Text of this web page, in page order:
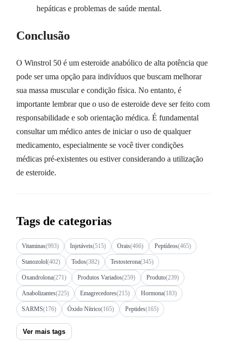
hepáticas e problemas de saúde mental.
Conclusão
O Winstrol 50 é um esteroide anabólico de alta potência que
pode ser uma opção para indivíduos que buscam melhorar
sua massa muscular e condição física. No entanto, é
importante lembrar que o uso de esteroide deve ser feito com
responsabilidade e sob orientação médica. É fundamental
consultar um médico antes de iniciar o uso de qualquer
medicamento, especialmente se você tiver condições
médicas pré-existentes ou estiver considerando a utilização
de esteroide.
Tags de categorias
Vitaminas(993) Injetáveis(515) Orais(466) Peptídeos(465)
Stanozolol(402) Todos(382) Testosterona(345)
Oxandrolona(271) Produtos Variados(259) Produto(239)
Anabolizantes(225) Emagrecedores(215) Hormona(183)
SARMS(176) Óxido Nítrico(165) Peptides(165)
Ver mais tags